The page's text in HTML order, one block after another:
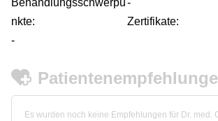
nkte:
Zertifikate:
-
Es wurden noch keine Empfehlungen für Dr. med.